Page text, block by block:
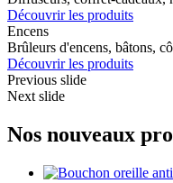
Découvrir les produits
Encens
Brûleurs d'encens, bâtons,
Découvrir les produits
Previous slide
Next slide
Nos nouveaux